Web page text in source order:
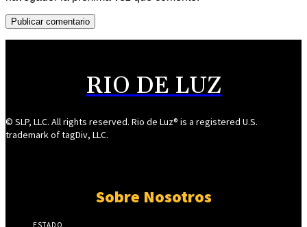
RIO DE LUZ
© SLP, LLC. All rights reserved. Rio de Luz® is a registered U.S.
trademark of tagDiv, LLC.
Sobre Nosotros